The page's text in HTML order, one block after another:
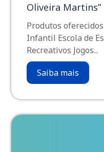
Oliveira Martins”
Produtos
Infantil Escola de
Recreativos Jogos...
Saiba mais